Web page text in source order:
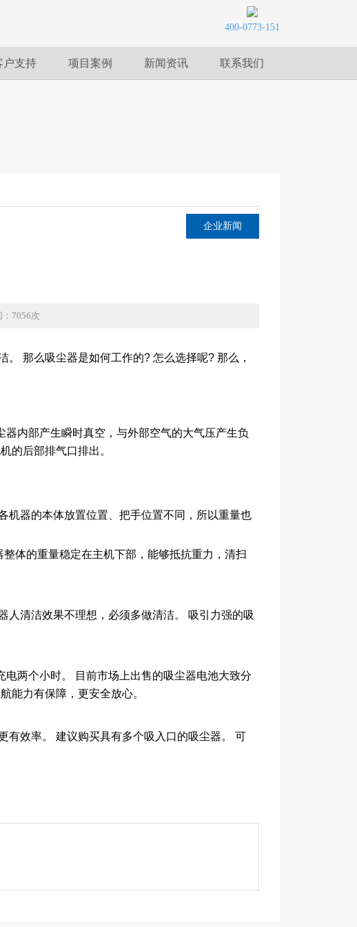
400-0773-151
户支持 项目案例 新闻资讯 联系我们
企业新闻
：7056次
。 那么吸尘器是如何工作的? 怎么选择呢? 那么，
内部产生瞬时真空，与外部空气的大气压产生负
的后部排气口排出。
器的本体放置位置、把手位置不同，所以重量也
体的重量稳定在主机下部，能够抵抗重力，清扫
清洁效果不理想，必须多做清洁。 吸引力强的吸
两个小时。 目前市场上出售的吸尘器电池大致分
能力有保障，更安全放心。
效率。 建议购买具有多个吸入口的吸尘器。 可